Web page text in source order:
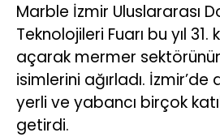
Marble İzmir Uluslararası
Teknolojileri Fuarı bu yıl 31.
açarak mermer
isimlerini ağırladı.
yerli ve yabancı birçok
getirdi.